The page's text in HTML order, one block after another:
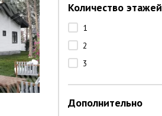
Количество этажей
1
2
3
Дополнительно